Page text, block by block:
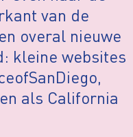
van de
overal nieuwe
kleine websites
als California